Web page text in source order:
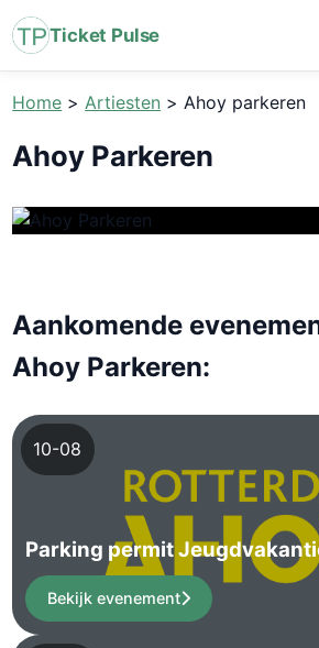
Ticket Pulse
Home >Artiesten >Ahoy parkeren
Ahoy Parkeren
Aankomende
Ahoy Parkeren:
10-08
Parking permit
Bekijk evenement